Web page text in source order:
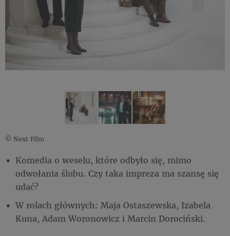
© Next Film
Komedia o weselu, które odbyło się, mimo
odwołania ślubu. Czy taka impreza ma szansę się
udać?
W rolach głównych: Maja Ostaszewska, Izabela
Kuna, Adam Woronowicz i Marcin Dorociński.